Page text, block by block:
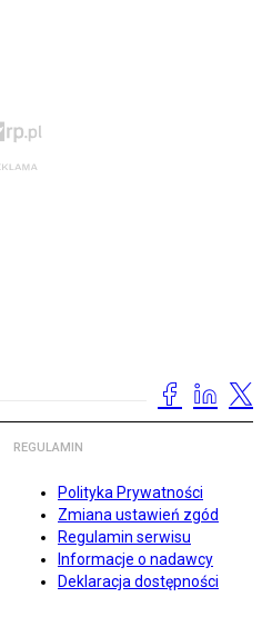
REGULAMIN
Polityka Prywatności
Zmiana ustawień zgód
Regulamin serwisu
Informacje o nadawcy
Deklaracja dostępności